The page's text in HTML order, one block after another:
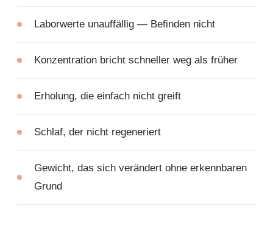
Laborwerte unauffällig — Befinden nicht
Konzentration bricht schneller weg als früher
Erholung, die einfach nicht greift
Schlaf, der nicht regeneriert
Gewicht, das sich verändert ohne erkennbaren
Grund